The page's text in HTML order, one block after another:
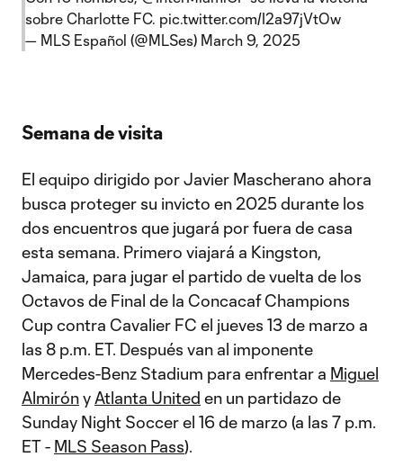
sobre Charlotte FC. pic.twitter.com/I2a97jVtOw
— MLS Español (@MLSes) March 9, 2025
Semana de visita
El equipo dirigido por Javier Mascherano ahora
busca proteger su invicto en 2025 durante los
dos encuentros que jugará por fuera de casa
esta semana. Primero viajará a Kingston,
Jamaica, para jugar el partido de vuelta de los
Octavos de Final de la Concacaf Champions
Cup contra Cavalier FC el jueves 13 de marzo a
las 8 p.m. ET. Después van al imponente
Mercedes-Benz Stadium para enfrentar a Miguel
Almiróny Atlanta United en un partidazo de
Sunday Night Soccer el 16 de marzo (a las 7 p.m.
ET - MLS Season Pass).